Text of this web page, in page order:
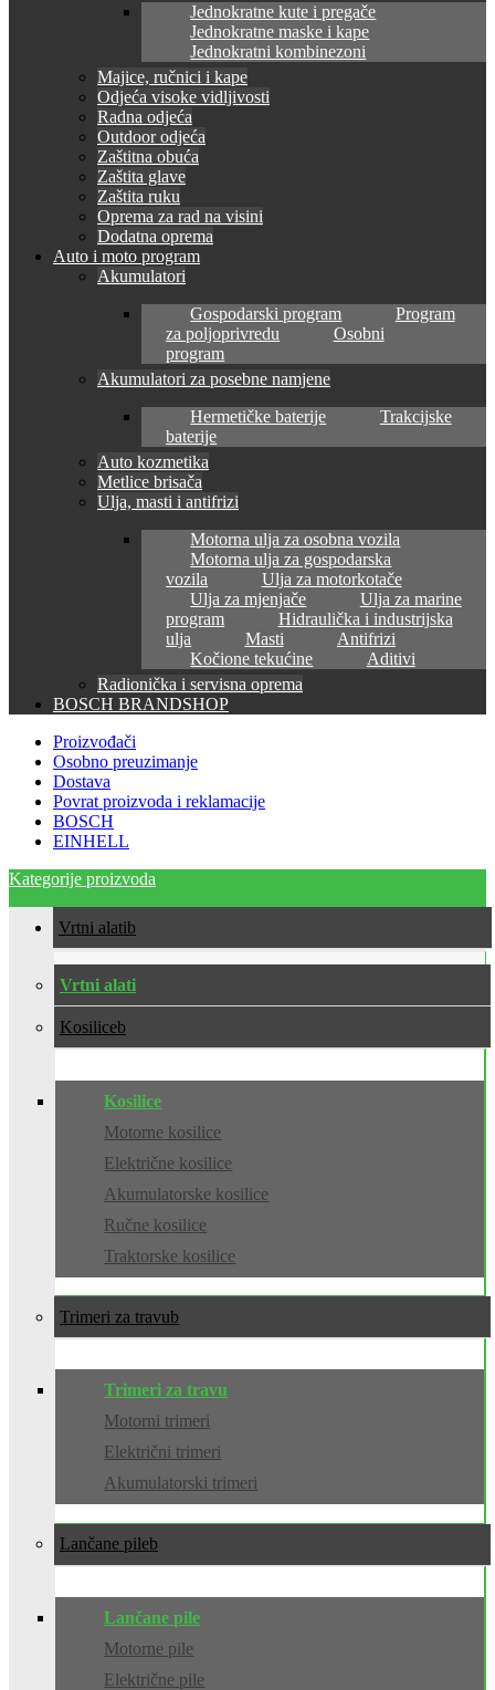
Jednokratne kute i pregače
Jednokratne maske i kape
Jednokratni kombinezoni
Majice, ručnici i kape
Odjeća visoke vidljivosti
Radna odjeća
Outdoor odjeća
Zaštitna obuća
Zaštita glave
Zaštita ruku
Oprema za rad na visini
Dodatna oprema
Auto i moto program
Akumulatori
Gospodarski program
Program
za poljoprivredu
Osobni
program
Akumulatori za posebne namjene
Hermetičke baterije
Trakcijske
baterije
Auto kozmetika
Metlice brisača
Ulja, masti i antifrizi
Motorna ulja za osobna vozila
Motorna ulja za gospodarska
vozila
Ulja za motorkotače
Ulja za mjenjače
Ulja za marine
program
Hidraulička i industrijska
ulja
Masti
Antifrizi
Kočione tekućine
Aditivi
Radionička i servisna oprema
BOSCH BRANDSHOP
Proizvođači
Osobno preuzimanje
Dostava
Povrat proizvoda i reklamacije
BOSCH
EINHELL
Kategorije proizvoda
Vrtni alati
Vrtni alati
Kosilice
Kosilice
Motorne kosilice
Električne kosilice
Akumulatorske kosilice
Ručne kosilice
Traktorske kosilice
Trimeri za travu
Trimeri za travu
Motorni trimeri
Električni trimeri
Akumulatorski trimeri
Lančane pile
Lančane pile
Motorne pile
Električne pile